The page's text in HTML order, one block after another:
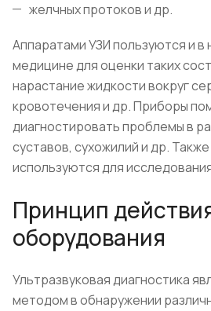
желчных протоков и др.
Аппаратами УЗИ пользуются и в
медицине для оценки таких
нарастание жидкости вокруг
кровотечения и др. Приборы
диагностировать проблемы в
суставов, сухожилий и др.
используются для
Принцип
оборудования
Ультразвуковая диагностика
методом в обнаружении